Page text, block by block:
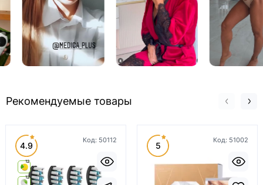
Рекомендуемые товары
Код: 50112
4.9
12
12
Код: 51002
5